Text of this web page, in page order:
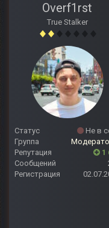
Overf1rst
True Stalker
Статус
Не в
Группа
Репутация
1
Сообщений
Регистрация